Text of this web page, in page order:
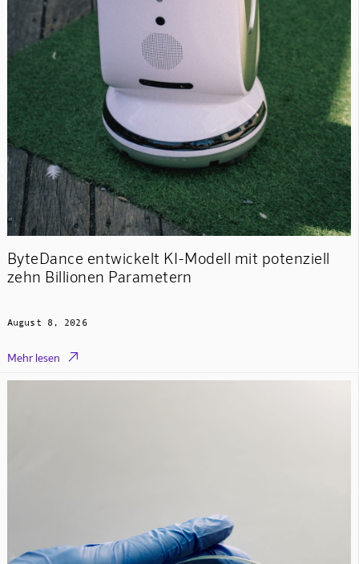
ByteDance entwickelt KI-Modell mit potenziell
zehn Billionen Parametern
August 8, 2026
Mehr lesen 